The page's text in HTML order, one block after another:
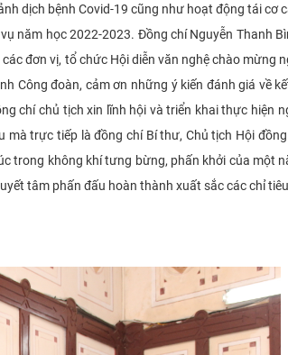
dịch bệnh Covid-19 cũng như hoạt động tái cơ
năm học 2022-2023. Đồng chí Nguyễn Thanh
đơn vị, tổ chức Hội diễn văn nghệ chào mừng
Công đoàn, cảm ơn những ý kiến đánh giá về
chí chủ tịch xin lĩnh hội và triển khai thực hiện
trực tiếp là đồng chí Bí thư, Chủ tịch Hội
trong không khí tưng bừng, phấn khởi của một
tâm phấn đấu hoàn thành xuất sắc các chỉ